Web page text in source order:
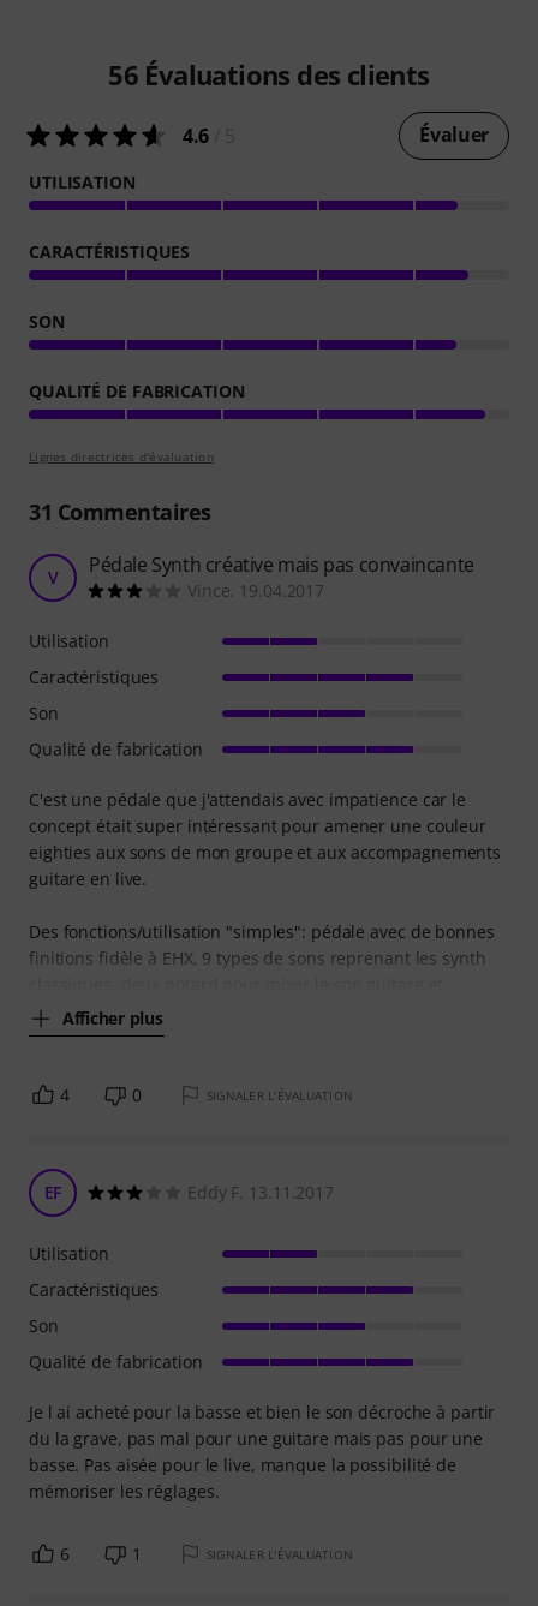
56 Évaluations des clients
4.6 Évaluer
UTILISATION
CARACTÉRISTIQUES
SON
QUALITÉ DE FABRICATION
Lignes directrices d'évaluation
31 Commentaires
V Pédale Synth créative mais pas convaincante
Vince. 19.04.2017
C'est une pédale que j'attendais avec impatience car le
concept était super intéressant pour amener une couleur
eighties aux sons de mon groupe et aux accompagnements
guitare en live.
Des fonctions/utilisation "simples": pédale avec de bonnes
finitions fidèle à EHX, 9 types de sons reprenant les synth
Afficher plus
Utilisation
Caractéristiques
Son
Qualité de fabrication
4 0 SIGNALER L'ÉVALUATION
EF Eddy F. 13.11.2017
Je l ai acheté pour la basse et bien le son décroche à partir
du la grave, pas mal pour une guitare mais pas pour une
basse. Pas aisée pour le live, manque la possibilité de
mémoriser les réglages.
Utilisation
Caractéristiques
Son
Qualité de fabrication
6 1 SIGNALER L'ÉVALUATION